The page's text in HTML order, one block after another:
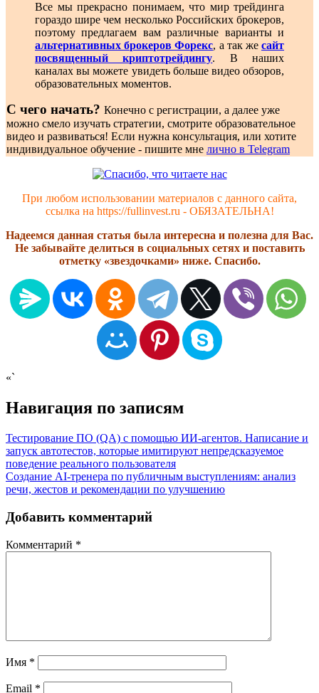
Все мы прекрасно понимаем, что мир трейдинга
гораздо шире чем несколько Российских брокеров,
поэтому предлагаем вам различные варианты и
альтернативных брокеров Форекс, а так жесайт
посвященный криптотрейдингу. В наших
каналах вы можете увидеть больше видео обзоров,
образовательных моментов.
С чего начать? Конечно с регистрации, а далее уже
можно смело изучать стратегии, смотрите образовательное
видео и развиваться! Если нужна консультация, или хотите
индивидуальное обучение - пишите мне лично в Telegram
При любом использовании материалов с данного сайта,
ссылка на https://fullinvest.ru - ОБЯЗАТЕЛЬНА!
Надеемся данная статья была интересна и полезна для Вас.
Не забывайте делиться в социальных сетях и поставить
отметку «звездочками» ниже. Спасибо.
«`
Навигация по записям
Тестирование ПО (QA) с помощью ИИ-агентов. Написание и
запуск автотестов, которые имитируют непредсказуемое
поведение реального пользователя
Создание AI-тренера по публичным выступлениям: анализ
речи, жестов и рекомендации по улучшению
Добавить комментарий
Комментарий *
Имя *
Email *